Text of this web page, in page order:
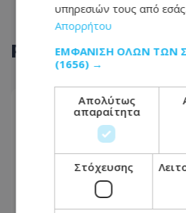
ΡΟΗ ΕΙΔΗΣΕΩΝ
ΑΣΤΥΝΟΜΙΚΟ ΡΕΠΟΡΤΑΖ
08.08.2026 - 10:32
Ωρες αγωνίας για τον
Εξαφανίστηκε στη Λευκωσία
εβδομάδα - Φωτογραφία
υπηρεσιών τους από
Απορρήτου
ΕΜΦΆΝΙΣΗ ΌΛΩΝ ΤΩΝ
(1656) →
Απολύτως
απαραίτητα
Στόχευσης